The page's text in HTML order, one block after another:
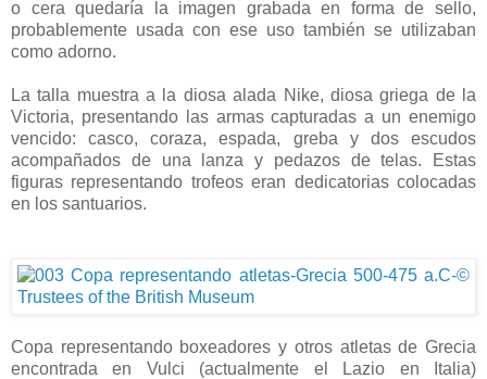
o cera quedaría la imagen grabada en forma de sello,
probablemente usada con ese uso también se utilizaban
como adorno.
La talla muestra a la diosa alada Nike, diosa griega de la
Victoria, presentando las armas capturadas a un enemigo
vencido: casco, coraza, espada, greba y dos escudos
acompañados de una lanza y pedazos de telas. Estas
figuras representando trofeos eran dedicatorias colocadas
en los santuarios.
Copa representando boxeadores y otros atletas de Grecia
encontrada en Vulci (actualmente el Lazio en Italia)